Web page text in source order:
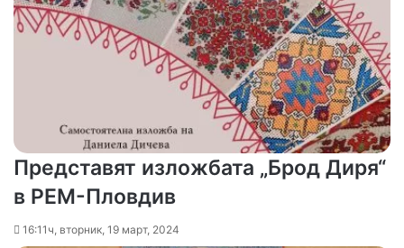
Представят изложбата „Брод Диря“
в РЕМ-Пловдив
16:11ч, вторник, 19 март, 2024